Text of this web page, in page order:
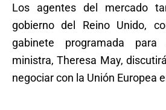
Los agentes del mercado
gobierno del Reino Unido,
gabinete programada
ministra, Theresa May,
negociar con la Unión Europea